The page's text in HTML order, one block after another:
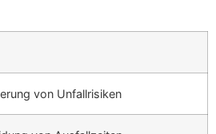
von Unfallrisiken